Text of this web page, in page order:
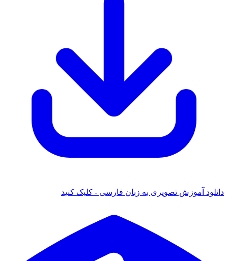
دانلود آموزش تصویری به زبان فارسی - کلیک کنید